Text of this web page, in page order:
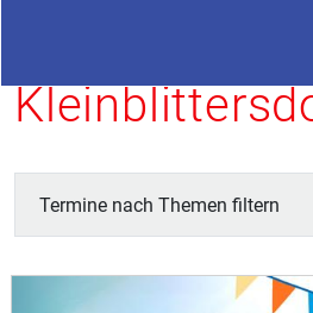
Termine nach Themen filtern